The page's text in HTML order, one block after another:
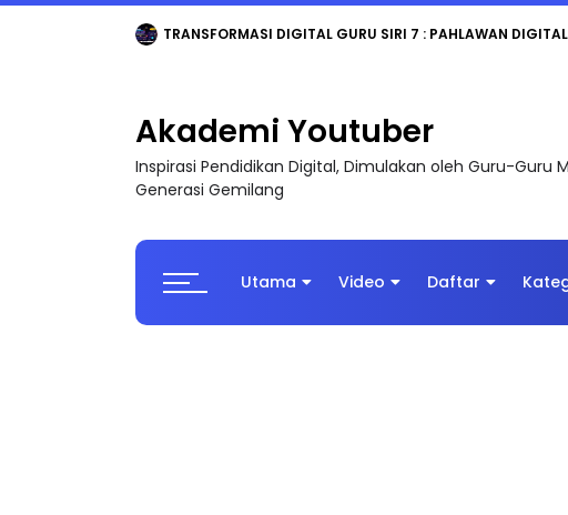
TRANSFORMASI DIGITAL GURU SIRI 7 : PAHLAWAN
Akademi Youtuber
Inspirasi Pendidikan Digital, Dimulakan oleh Guru-Guru
Generasi Gemilang
Utama Video Daftar